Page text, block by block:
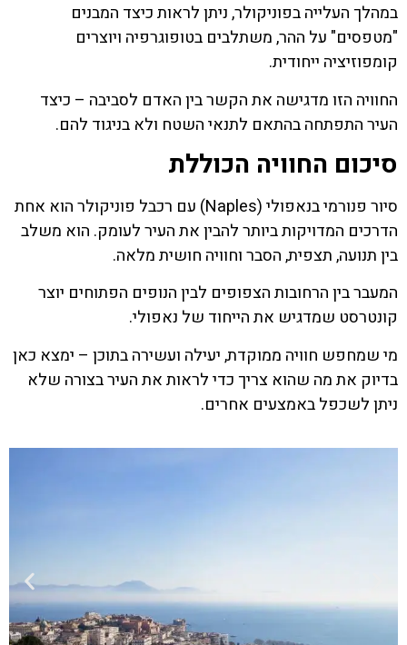
במהלך העלייה בפוניקולר, ניתן לראות כיצד המבנים
"מטפסים" על ההר, משתלבים בטופוגרפיה ויוצרים
קומפוזיציה ייחודית.
החוויה הזו מדגישה את הקשר בין האדם לסביבה – כיצד
העיר התפתחה בהתאם לתנאי השטח ולא בניגוד להם.
סיכום החוויה הכוללת
סיור פנורמי בנאפולי (Naples) עם רכבל פוניקולר הוא אחת
הדרכים המדויקות ביותר להבין את העיר לעומק. הוא משלב
בין תנועה, תצפית, הסבר וחוויה חושית מלאה.
המעבר בין הרחובות הצפופים לבין הנופים הפתוחים יוצר
קונטרסט שמדגיש את הייחוד של נאפולי.
מי שמחפש חוויה ממוקדת, יעילה ועשירה בתוכן – ימצא כאן
בדיוק את מה שהוא צריך כדי לראות את העיר בצורה שלא
ניתן לשכפל באמצעים אחרים.